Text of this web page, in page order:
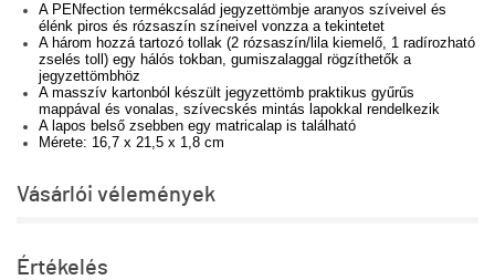
A PENfection termékcsalád jegyzettömbje aranyos szíveivel és
élénk piros és rózsaszín színeivel vonzza a tekintetet
A három hozzá tartozó tollak (2 rózsaszín/lila kiemelő, 1 radírozható
zselés toll) egy hálós tokban, gumiszalaggal rögzíthetők a
jegyzettömbhöz
A masszív kartonból készült jegyzettömb praktikus gyűrűs
mappával és vonalas, szívecskés mintás lapokkal rendelkezik
A lapos belső zsebben egy matricalap is található
Mérete: 16,7 x 21,5 x 1,8 cm
Vásárlói vélemények
Értékelés